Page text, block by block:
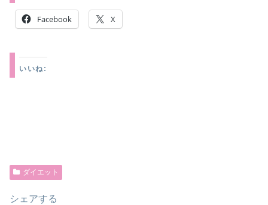
Facebook X
いいね:
ダイエット
シェアする